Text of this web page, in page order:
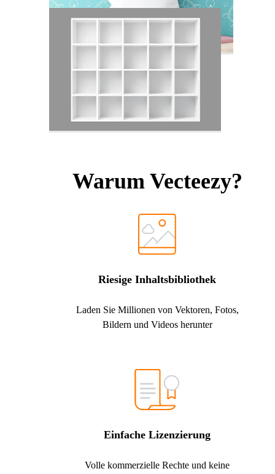
Warum Vecteezy?
Riesige Inhaltsbibliothek
Laden Sie Millionen von Vektoren, Fotos,
Bildern und Videos herunter
Einfache Lizenzierung
Volle kommerzielle Rechte und keine